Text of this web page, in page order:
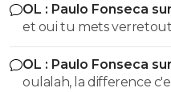
fait terminé, si on
catastrophe.
OL : Paulo Fonseca
et oui tu mets verretout
sont plus sur le terrain
OL : Paulo Fonseca
oulalah, la difference